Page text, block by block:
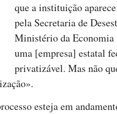
que a instituição
pela Secretaria de
Ministério da Economia
uma [empresa] estatal
privatizável. Mas não
esteja em